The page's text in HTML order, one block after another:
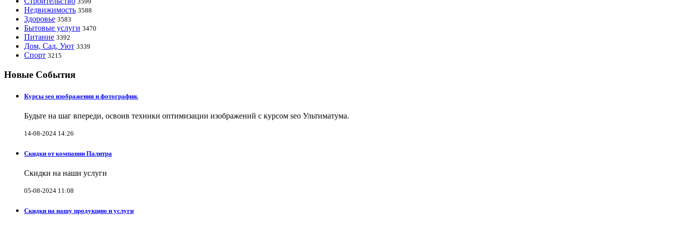
Недвижимость 3588
Здоровье 3583
Бытовые услуги 3470
Питание 3392
Дом, Сад, Уют 3339
Спорт 3215
Новые События
Курсы seo изображения и фотографии.
Будьте на шаг впереди, освоив техники оптимизации изображений с курсом seo Ультиматума.
14-08-2024 14:26
Скидки от компании Палитра
Скидки на наши услуги
05-08-2024 11:08
Скидки на нашу продукцию и услуги